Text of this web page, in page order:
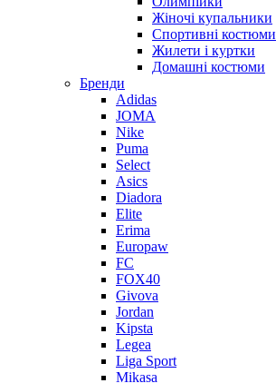
Жіночі купальники
Спортивні костюми
Жилети і куртки
Домашні костюми
Бренди
Adidas
JOMA
Nike
Puma
Select
Asics
Diadora
Elite
Erima
Europaw
FC
FOX40
Givova
Jordan
Kipsta
Legea
Liga Sport
Mikasa